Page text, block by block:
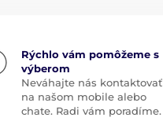
Rýchlo vám pomôžeme s
výberom
Neváhajte nás kontaktovať
na našom mobile alebo
chate. Radi vám poradíme.